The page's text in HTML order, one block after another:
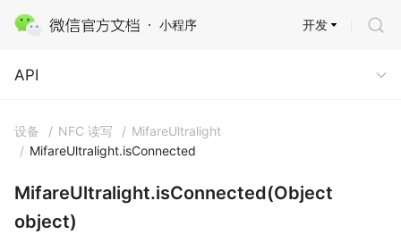
小程序
API
开发
API
设备 / NFC 读写 / MifareUltralight
/ MifareUltralight.isConnected
MifareUltralight.isConnected(Object
object)